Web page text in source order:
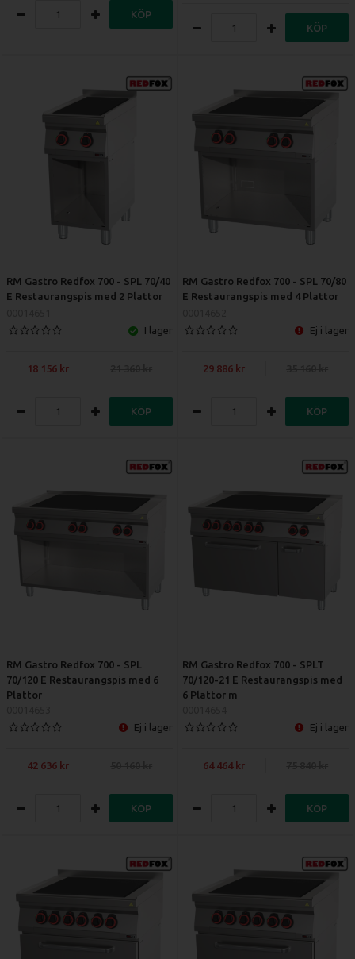
KÖP
KÖP
RM Gastro Redfox 700 - SPL 70/40
E Restaurangspis med 2 Plattor
I lager
18 156
KÖP
RM Gastro Redfox 700 - SPL 70/80
E Restaurangspis med 4 Plattor
Ej i lager
29 886
KÖP
RM Gastro Redfox 700 - SPL
70/120 E Restaurangspis med 6
Plattor
Ej i lager
42 636
KÖP
RM Gastro Redfox 700 - SPLT
70/120-21 E Restaurangspis med
6 Plattor m
Ej i lager
64 464
KÖP